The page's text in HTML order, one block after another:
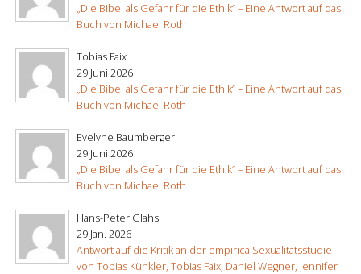
„Die Bibel als Gefahr für die Ethik“ – Eine Antwort auf das
Buch von Michael Roth
Tobias Faix
29 Juni 2026
„Die Bibel als Gefahr für die Ethik“ – Eine Antwort auf das
Buch von Michael Roth
Evelyne Baumberger
29 Juni 2026
„Die Bibel als Gefahr für die Ethik“ – Eine Antwort auf das
Buch von Michael Roth
Hans-Peter Glahs
29 Jan. 2026
Antwort auf die Kritik an der empirica Sexualitätsstudie
von Tobias Künkler, Tobias Faix, Daniel Wegner, Jennifer